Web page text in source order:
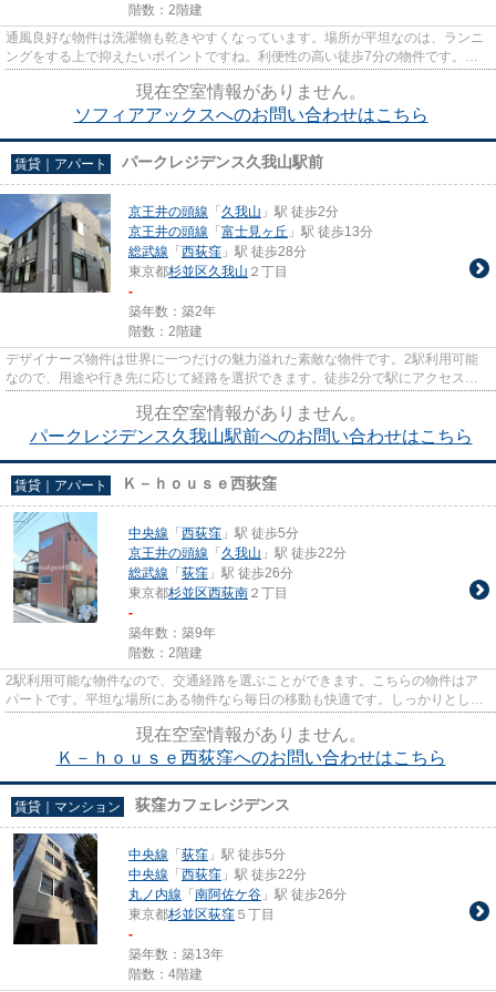
階数：2階建
通風良好な物件は洗濯物も乾きやすくなっています。場所が平坦なのは、ランニ
ングをする上で抑えたいポイントですね。利便性の高い徒歩7分の物件です。こ
現在空室情報がありません。
ソフィアアックスへのお問い合わせはこちら
賃貸｜アパート パークレジデンス久我山駅前
京王井の頭線 「 久我山 」駅 徒歩2分
京王井の頭線 「 富士見ヶ丘 」駅 徒歩13分
総武線 「 西荻窪 」駅 徒歩28分
東京都杉並区久我山 ２丁目
-
築年数：築2年
階数：2階建
デザイナーズ物件は世界に一つだけの魅力溢れた素敵な物件です。2駅利用可能
なので、用途や行き先に応じて経路を選択できます。徒歩2分で駅にアクセスで
現在空室情報がありません。
パークレジデンス久我山駅前へのお問い合わせはこちら
賃貸｜アパート Ｋ－ｈｏｕｓｅ西荻窪
中央線 「 西荻窪 」駅 徒歩5分
京王井の頭線 「 久我山 」駅 徒歩22分
総武線 「 荻窪 」駅 徒歩26分
東京都杉並区西荻南 ２丁目
-
築年数：築9年
階数：2階建
2駅利用可能な物件なので、交通経路を選ぶことができます。こちらの物件はア
パートです。平坦な場所にある物件なら毎日の移動も快適です。しっかりとした
現在空室情報がありません。
Ｋ－ｈｏｕｓｅ西荻窪へのお問い合わせはこちら
賃貸｜マンション 荻窪カフェレジデンス
中央線 「 荻窪 」駅 徒歩5分
中央線 「 西荻窪 」駅 徒歩22分
丸ノ内線 「 南阿佐ケ谷 」駅 徒歩26分
東京都杉並区荻窪 ５丁目
-
築年数：築13年
階数：4階建